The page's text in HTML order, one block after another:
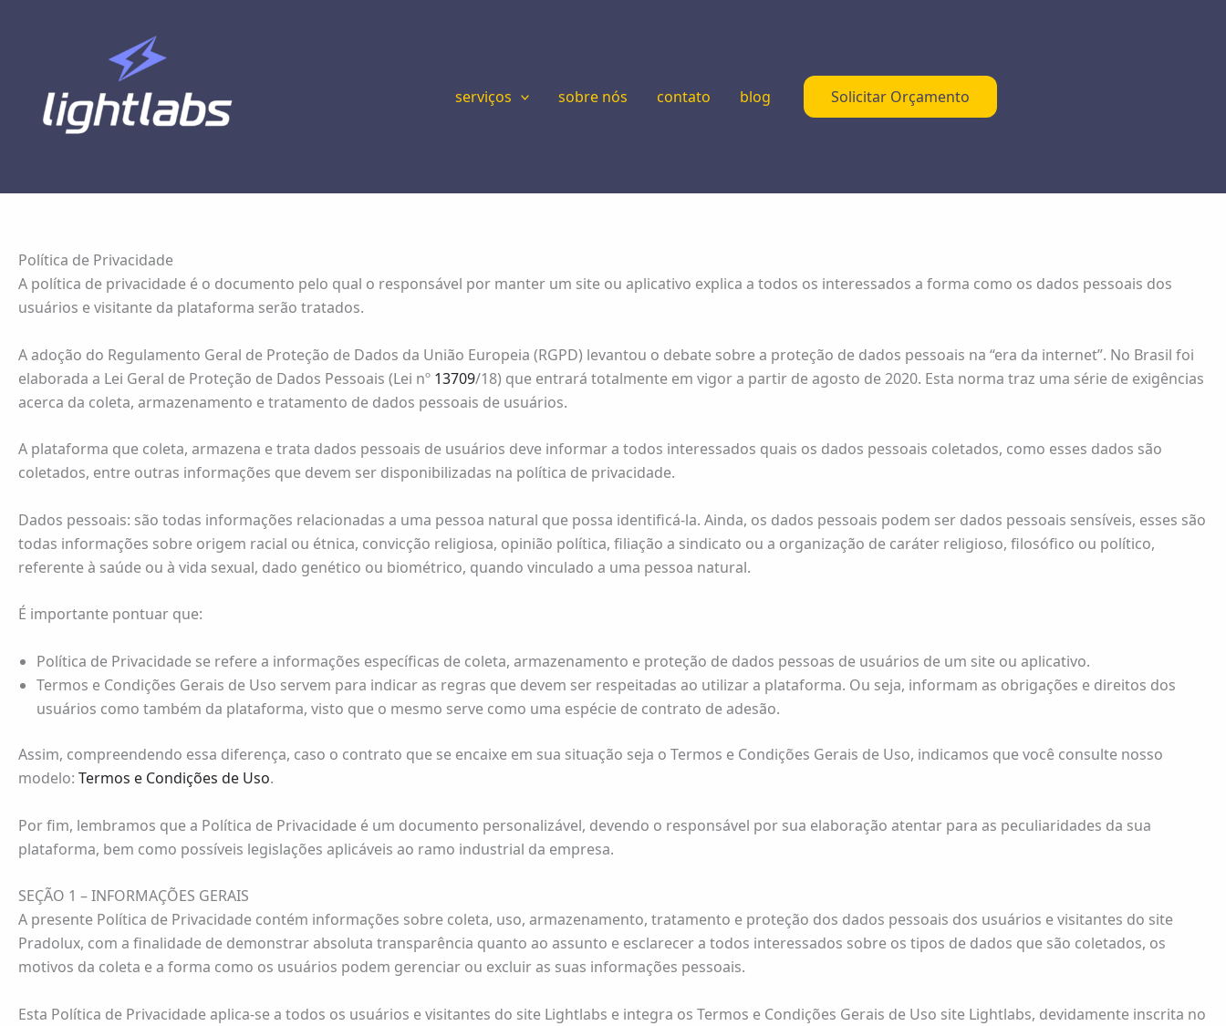
serviços sobre nós contato blog Solicitar Orçamento
Política de Privacidade
A política de privacidade é o documento pelo qual o responsável por manter um site ou aplicativo explica a todos os interessados a forma como os dados pessoais dos
usuários e visitante da plataforma serão tratados.
A adoção do Regulamento Geral de Proteção de Dados da União Europeia (RGPD) levantou o debate sobre a proteção de dados pessoais na “era da internet”. No Brasil foi
elaborada a Lei Geral de Proteção de Dados Pessoais (Lei nº 13709/18) que entrará totalmente em vigor a partir de agosto de 2020. Esta norma traz uma série de exigências
acerca da coleta, armazenamento e tratamento de dados pessoais de usuários.
A plataforma que coleta, armazena e trata dados pessoais de usuários deve informar a todos interessados quais os dados pessoais coletados, como esses dados são
coletados, entre outras informações que devem ser disponibilizadas na política de privacidade.
Dados pessoais: são todas informações relacionadas a uma pessoa natural que possa identificá-la. Ainda, os dados pessoais podem ser dados pessoais sensíveis, esses são
todas informações sobre origem racial ou étnica, convicção religiosa, opinião política, filiação a sindicato ou a organização de caráter religioso, filosófico ou político,
referente à saúde ou à vida sexual, dado genético ou biométrico, quando vinculado a uma pessoa natural.
É importante pontuar que:
Política de Privacidade se refere a informações específicas de coleta, armazenamento e proteção de dados pessoas de usuários de um site ou aplicativo.
Termos e Condições Gerais de Uso servem para indicar as regras que devem ser respeitadas ao utilizar a plataforma. Ou seja, informam as obrigações e direitos dos
usuários como também da plataforma, visto que o mesmo serve como uma espécie de contrato de adesão.
Assim, compreendendo essa diferença, caso o contrato que se encaixe em sua situação seja o Termos e Condições Gerais de Uso, indicamos que você consulte nosso
modelo: Termos e Condições de Uso.
Por fim, lembramos que a Política de Privacidade é um documento personalizável, devendo o responsável por sua elaboração atentar para as peculiaridades da sua
plataforma, bem como possíveis legislações aplicáveis ao ramo industrial da empresa.
SEÇÃO 1 – INFORMAÇÕES GERAIS
A presente Política de Privacidade contém informações sobre coleta, uso, armazenamento, tratamento e proteção dos dados pessoais dos usuários e visitantes do site
Pradolux, com a finalidade de demonstrar absoluta transparência quanto ao assunto e esclarecer a todos interessados sobre os tipos de dados que são coletados, os
motivos da coleta e a forma como os usuários podem gerenciar ou excluir as suas informações pessoais.
Esta Política de Privacidade aplica-se a todos os usuários e visitantes do site Lightlabs e integra os Termos e Condições Gerais de Uso site Lightlabs, devidamente inscrita no